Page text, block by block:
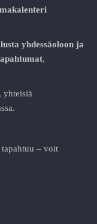
yhdessäoloon ja
,
yhteisiä
– voit